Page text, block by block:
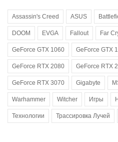
Assassin's Creed ASUS
DOOM EVGA Fallout Far
GeForce GTX 1060 GeForce GTX
GeForce RTX 2080 GeForce RTX
GeForce RTX 3070 Gigabyte
Warhammer Witcher Игры
Технологии Трассировка Лучей